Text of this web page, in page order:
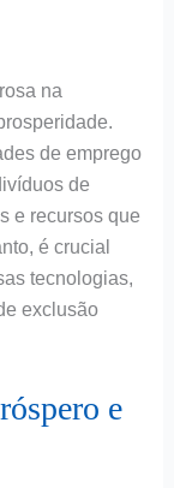
na
de emprego
de
e recursos que
é crucial
tecnologias,
exclusão
e